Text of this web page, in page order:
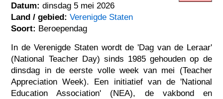
Datum: dinsdag 5 mei 2026
Land / gebied: Verenigde Staten
Soort: Beroependag
In de Verenigde Staten wordt de 'Dag van de Leraar'
(National Teacher Day) sinds 1985 gehouden op de
dinsdag in de eerste volle week van mei (Teacher
Appreciation Week). Een initiatief van de 'National
Education Association' (NEA), de vakbond en